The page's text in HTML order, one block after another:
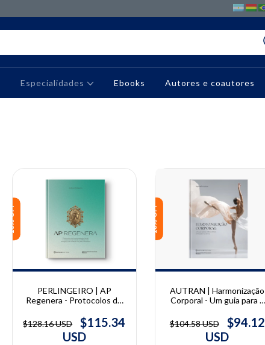
Especialidades Ebooks Autores e coautores
10% OFF
PERLINGEIRO | AP
Regenera - Protocolos de
corporal regenerativa |
Andreia Perlingeiro
$128.16 USD
$115.34
USD
10% OFF
AUTRAN | Harmonização
Corporal - Um guia para a
ciência | Raphaella Autran
$104.58 USD
$94.12
USD